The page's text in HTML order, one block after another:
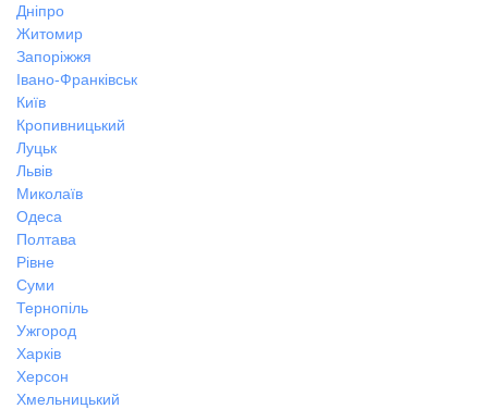
Дніпро
Житомир
Запоріжжя
Івано-Франківськ
Київ
Кропивницький
Луцьк
Львів
Миколаїв
Одеса
Полтава
Рівне
Суми
Тернопіль
Ужгород
Харків
Херсон
Хмельницький